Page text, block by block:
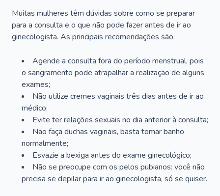
Muitas mulheres têm dúvidas sobre como se preparar
para a consulta e o que não pode fazer antes de ir ao
ginecologista. As principais recomendações são:
Agende a consulta fora do período menstrual, pois
o sangramento pode atrapalhar a realização de alguns
exames;
Não utilize cremes vaginais três dias antes de ir ao
médico;
Evite ter relações sexuais no dia anterior à consulta;
Não faça duchas vaginais, basta tomar banho
normalmente;
Esvazie a bexiga antes do exame ginecológico;
Não se preocupe com os pelos pubianos: você não
precisa se depilar para ir ao ginecologista, só se quiser.